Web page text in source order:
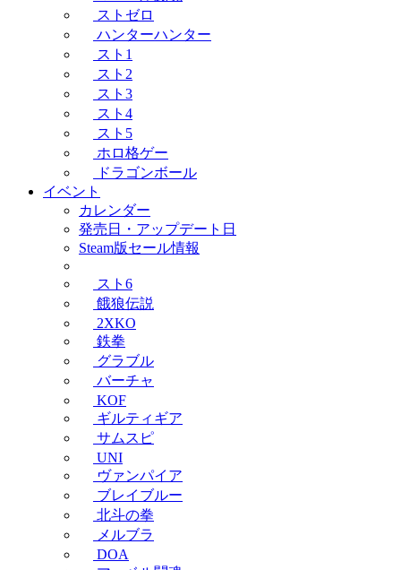
ストゼロ
ハンターハンター
スト1
スト2
スト3
スト4
スト5
ホロ格ゲー
ドラゴンボール
イベント
カレンダー
発売日・アップデート日
Steam版セール情報
スト6
餓狼伝説
2XKO
鉄拳
グラブル
バーチャ
KOF
ギルティギア
サムスピ
UNI
ヴァンパイア
ブレイブルー
北斗の拳
メルブラ
DOA